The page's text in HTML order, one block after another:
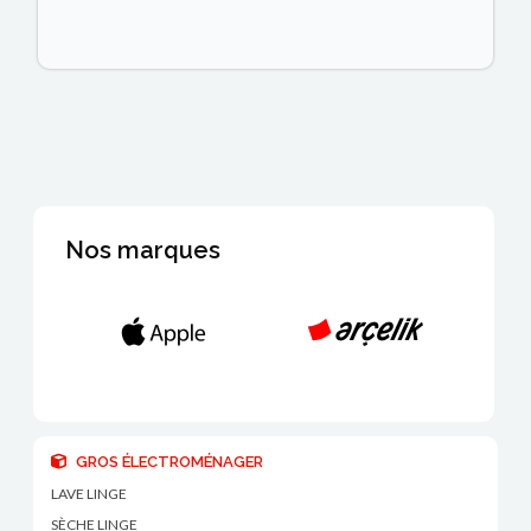
Nos marques
GROS ÉLECTROMÉNAGER
LAVE LINGE
SÈCHE LINGE